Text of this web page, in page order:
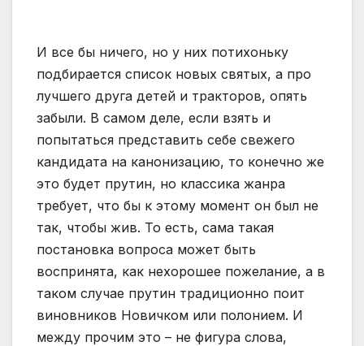
И все бы ничего, но у них потихоньку
подбирается список новых святых, а про
лучшего друга детей и тракторов, опять
забыли. В самом деле, если взять и
попытаться представить себе свежего
кандидата на канонизацию, то конечно же
это будет прутин, но классика жанра
требует, что бы к этому момент он был не
так, чтобы жив. То есть, сама такая
постановка вопроса может быть
воспринята, как нехорошее пожелание, а в
таком случае прутин традиционно поит
виновников Новичком или полонием. И
между прочим это – не фигура слова,